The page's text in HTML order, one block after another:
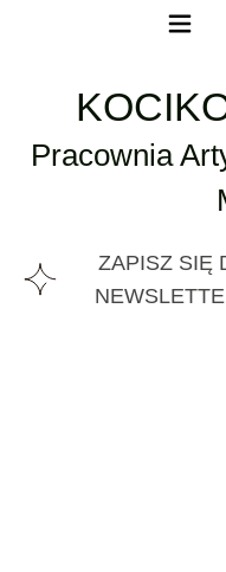
Pracownia
ZAPISZ SIĘ